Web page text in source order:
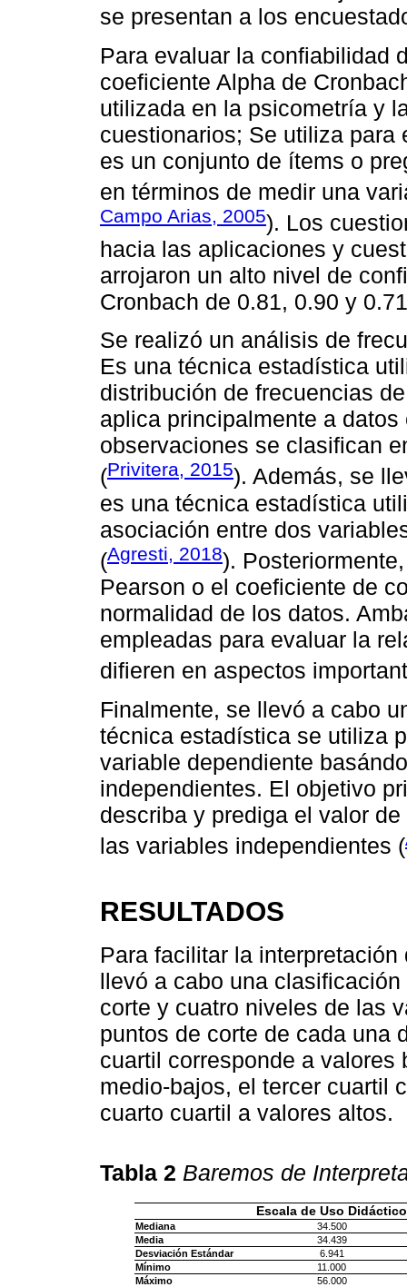
se presentan a los
Para evaluar la confiabilidad
coeficiente Alpha de
utilizada en la psicometría y
cuestionarios; Se utiliza
es un conjunto de ítems o
en términos de medir una
Campo Arias, 2005). Los
hacia las aplicaciones y
arrojaron un alto nivel de
Cronbach de 0.81, 0.90 y
Se realizó un análisis de
Es una técnica estadística
distribución de frecuencias
aplica principalmente a
observaciones se clasifican
(Privitera, 2015). Además, se
es una técnica estadística
asociación entre dos
(Agresti, 2018).
Pearson o el coeficiente de
normalidad de los datos.
empleadas para evaluar la
difieren en aspectos
Finalmente, se llevó a cabo
técnica estadística se utiliza
variable dependiente
independientes. El objetivo
describa y prediga el valor
las variables independientes (
RESULTADOS
Para facilitar la
llevó a cabo una
corte y cuatro niveles de las
puntos de corte de cada una
cuartil corresponde a
medio-bajos, el tercer cuartil
cuarto cuartil a valores altos.
Tabla 2 Baremos de
Escala de Uso Didáctico
Mediana
34.500
Media
34.439
Desviación Estándar
6.941
Mínimo
11.000
Máximo
56.000